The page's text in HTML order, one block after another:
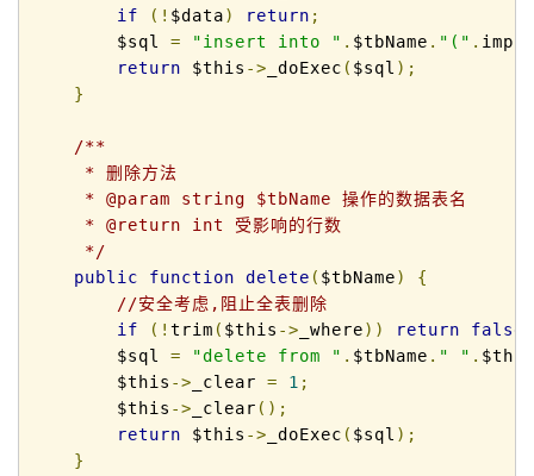
if
(! $data) return ;
$sql = "insert into " . $tbName . "(" .
return $this -> _doExec ( $sql );
}
/**
* 删除方法
* @param string $tbName 操作的数据表名
* @return int 受影响的行数
*/
public
function delete ( $tbName)
{
//安全考虑,阻止全表删除
if
(! trim ( $this -> _where)) return false
$sql = "delete from " . $tbName . " " . $this
$this -> _clear = 1 ;
$this -> _clear ();
return $this -> _doExec ( $sql );
}